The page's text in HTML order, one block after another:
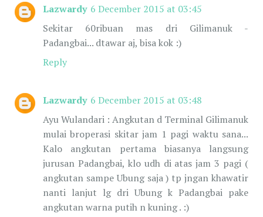
Lazwardy 6 December 2015 at 03:45
Sekitar 60ribuan mas dri Gilimanuk -
Padangbai... dtawar aj, bisa kok :)
Reply
Lazwardy 6 December 2015 at 03:48
Ayu Wulandari : Angkutan d Terminal Gilimanuk
mulai broperasi skitar jam 1 pagi waktu sana...
Kalo angkutan pertama biasanya langsung
jurusan Padangbai, klo udh di atas jam 3 pagi (
angkutan sampe Ubung saja ) tp jngan khawatir
nanti lanjut lg dri Ubung k Padangbai pake
angkutan warna putih n kuning . :)